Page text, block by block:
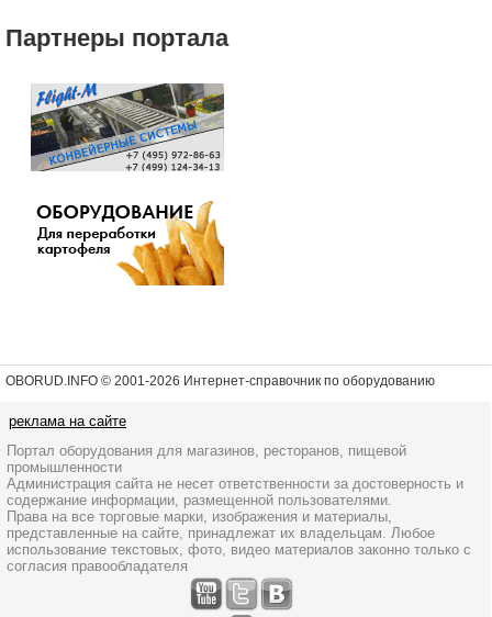
Партнеры портала
OBORUD.INFO © 2001-2026 Интернет-справочник по оборудованию
реклама на сайте
Портал оборудования для магазинов, ресторанов, пищевой
промышленности
Администрация сайта не несет ответственности за достоверность и
содержание информации, размещенной пользователями.
Права на все торговые марки, изображения и материалы,
представленные на сайте, принадлежат их владельцам. Любое
использование текстовых, фото, видео материалов законно только с
согласия правообладателя